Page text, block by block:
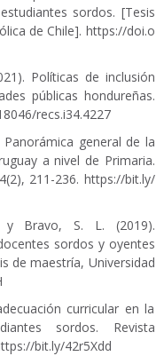
sordos. [Tesis
de Chile]. https://doi.o
Políticas de inclusión
públicas hondureñas.
recs.i34.4227
Panorámica general de la
a nivel de Primaria.
211-236. https://bit.ly/
y Bravo, S. L. (2019).
sordos y oyentes
de maestría, Universidad
curricular en la
sordos. Revista
bit.ly/42r5Xdd